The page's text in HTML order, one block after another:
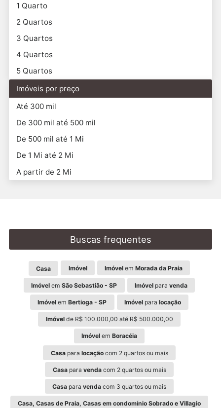
1 Quarto
2 Quartos
3 Quartos
4 Quartos
5 Quartos
Imóveis por preço
Até 300 mil
De 300 mil até 500 mil
De 500 mil até 1 Mi
De 1 Mi até 2 Mi
A partir de 2 Mi
Buscas frequentes
Casa Imóvel Imóvelem Morada da Praia
Imóvel emSão Sebastião - SP Imóvelpara venda
Imóvel emBertioga - SP Imóvelpara locação
Imóvelde R$ 100.000,00 até R$ 500.000,00
Imóvel em Boracéia
Casapara locaçãocom 2 quartos ou mais
Casapara vendacom 2 quartos ou mais
Casa para venda com 3 quartos ou mais
Casa, Casas de Praia, Casas em condomínio Sobrado e Villagio